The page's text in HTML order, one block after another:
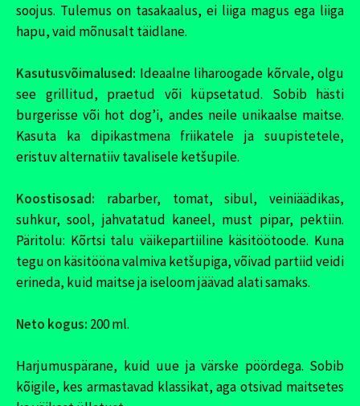
soojus. Tulemus on tasakaalus, ei liiga magus ega liiga
hapu, vaid mõnusalt täidlane.
Kasutusvõimalused: Ideaalne liharoogade kõrvale, olgu
see grillitud, praetud või küpsetatud. Sobib hästi
burgerisse või hot dog’i, andes neile unikaalse maitse.
Kasuta ka dipikastmena friikatele ja suupistetele,
eristuv alternatiiv tavalisele ketšupile.
Koostisosad: rabarber, tomat, sibul, veiniäädikas,
suhkur, sool, jahvatatud kaneel, must pipar, pektiin.
Päritolu: Kõrtsi talu väikepartiiline käsitöötoode. Kuna
tegu on käsitööna valmiva ketšupiga, võivad partiid veidi
erineda, kuid maitse ja iseloom jäävad alati samaks.
Neto kogus: 200 ml.
Harjumuspärane, kuid uue ja värske pöördega. Sobib
kõigile, kes armastavad klassikat, aga otsivad maitsetes